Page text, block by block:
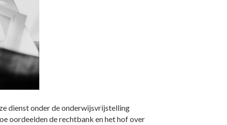
dienst onder de onderwijsvrijstelling
oordeelden de rechtbank en het hof over